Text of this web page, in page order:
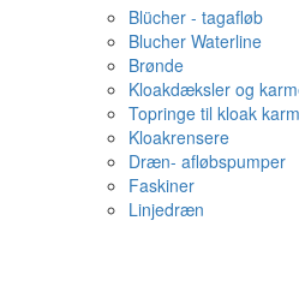
Blücher - tagafløb
Blucher Waterline
Brønde
Kloakdæksler og
Topringe til kloak
Kloakrensere
Dræn- afløbspumper
Faskiner
Linjedræn